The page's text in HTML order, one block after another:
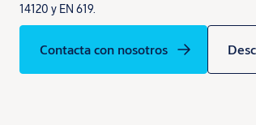
14120 y EN 619.
Contacta con nosotros